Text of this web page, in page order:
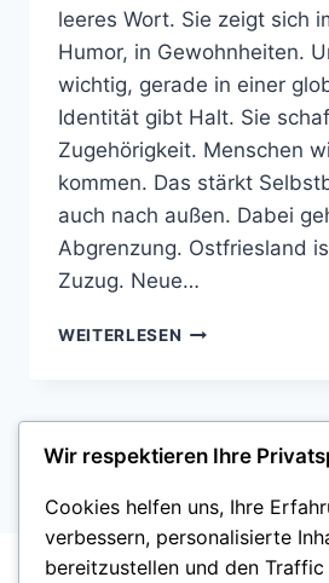
leeres Wort. Sie zeigt sich
Humor, in Gewohnheiten.
wichtig, gerade in einer
Identität gibt Halt. Sie
Zugehörigkeit. Menschen
kommen. Das stärkt
auch nach außen. Dabei
Abgrenzung. Ostfriesland
Zuzug. Neue…
WEITERLESEN REGIONALE
SIE
BLEIBT
Seitennavigation
1 2
Nächste
Seite
Wir respektieren Ihre
Cookies helfen uns, Ihre
verbessern, personalisierte
bereitzustellen und den Traffic